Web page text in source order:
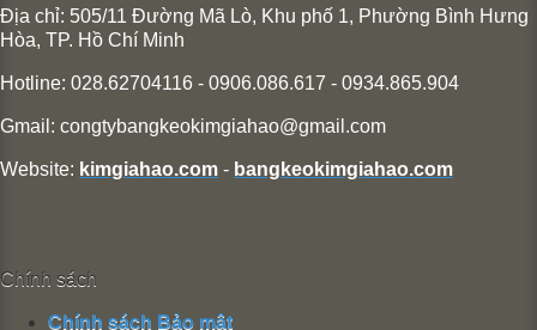
Địa chỉ: 505/11 Đường Mã Lò, Khu phố 1, Phường Bình Hưng
Hòa, TP. Hồ Chí Minh
Hotline: 028.62704116 - 0906.086.617 - 0934.865.904
Gmail: congtybangkeokimgiahao@gmail.com
Website: kimgiahao.com - bangkeokimgiahao.com
Chính sách
Chính sách Bảo mật